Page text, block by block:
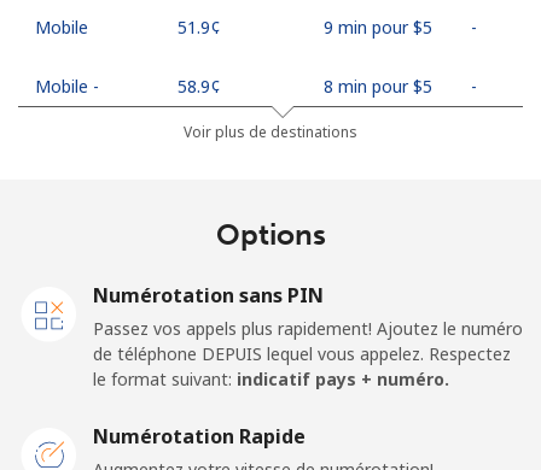
Mobile ⁦51.9¢⁩ 9 min pour ⁦$5⁩ -
Mobile -
Econet
⁦58.9¢⁩ 8 min pour ⁦$5⁩ -
Voir plus de destinations
Options
Numérotation sans PIN
Passez vos appels plus rapidement! Ajoutez le numéro
de téléphone DEPUIS lequel vous appelez. Respectez
le format suivant: indicatif pays + numéro.
Numérotation Rapide